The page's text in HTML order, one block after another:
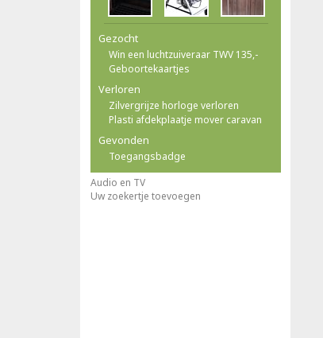
Gezocht
Win een luchtzuiveraar TWV 135,-
Geboortekaartjes
Verloren
Zilvergrijze horloge verloren
Plasti afdekplaatje mover caravan
Gevonden
Toegangsbadge
Audio en TV
Uw zoekertje toevoegen